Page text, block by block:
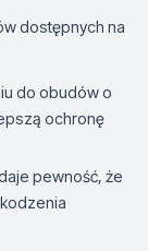
dostępnych na
do obudów o
ochronę
pewność, że